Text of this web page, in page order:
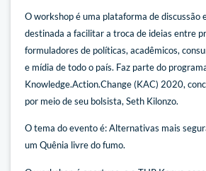
O workshop é uma plataforma de discussão
destinada a facilitar a troca de ideias entre
formuladores de políticas, acadêmicos,
e mídia de todo o país. Faz parte do
Knowledge.Action.Change (KAC) 2020,
por meio de seu bolsista, Seth Kilonzo.
O tema do evento é: Alternativas mais
um Quênia livre do fumo.